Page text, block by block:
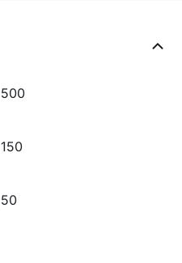
500
150
50